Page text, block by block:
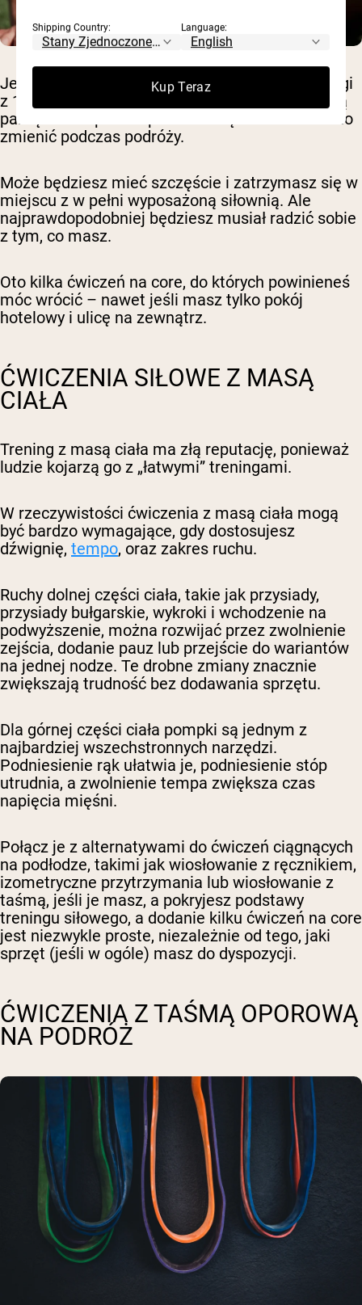
Jeśli zwykle wykonujesz intensywne split treningi
z 12 różnymi ćwiczeniami izolowanymi na każdą
partię ciała… prawdopodobnie będziesz musiał to
zmienić podczas podróży.
Może będziesz mieć szczęście i zatrzymasz się w
miejscu z w pełni wyposażoną siłownią. Ale
najprawdopodobniej będziesz musiał radzić sobie
z tym, co masz.
Oto kilka ćwiczeń na core, do których powinieneś
móc wrócić – nawet jeśli masz tylko pokój
hotelowy i ulicę na zewnątrz.
ĆWICZENIA SIŁOWE Z MASĄ
CIAŁA
Trening z masą ciała ma złą reputację, ponieważ
ludzie kojarzą go z „łatwymi” treningami.
W rzeczywistości ćwiczenia z masą ciała mogą
być bardzo wymagające, gdy dostosujesz
dźwignię, tempo, oraz zakres ruchu.
Ruchy dolnej części ciała, takie jak przysiady,
przysiady bułgarskie, wykroki i wchodzenie na
podwyższenie, można rozwijać przez zwolnienie
zejścia, dodanie pauz lub przejście do wariantów
na jednej nodze. Te drobne zmiany znacznie
zwiększają trudność bez dodawania sprzętu.
Dla górnej części ciała pompki są jednym z
najbardziej wszechstronnych narzędzi.
Podniesienie rąk ułatwia je, podniesienie stóp
utrudnia, a zwolnienie tempa zwiększa czas
napięcia mięśni.
Połącz je z alternatywami do ćwiczeń ciągnących
na podłodze, takimi jak wiosłowanie z ręcznikiem,
izometryczne przytrzymania lub wiosłowanie z
taśmą, jeśli je masz, a pokryjesz podstawy
treningu siłowego, a dodanie kilku ćwiczeń na core
jest niezwykle proste, niezależnie od tego, jaki
sprzęt (jeśli w ogóle) masz do dyspozycji.
ĆWICZENIA Z TAŚMĄ OPOROWĄ
NA PODRÓŻ
Shipping Country: Language:
Kup Teraz